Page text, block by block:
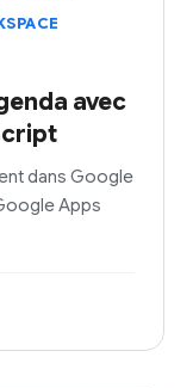
avec
dans Google
Apps